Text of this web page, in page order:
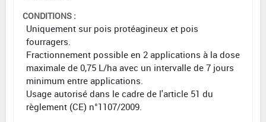
CONDITIONS :
Uniquement sur pois protéagineux et pois
fourragers.
Fractionnement possible en 2 applications à la dose
maximale de 0,75 L/ha avec un intervalle de 7 jours
minimum entre applications.
Usage autorisé dans le cadre de l'article 51 du
règlement (CE) n°1107/2009.